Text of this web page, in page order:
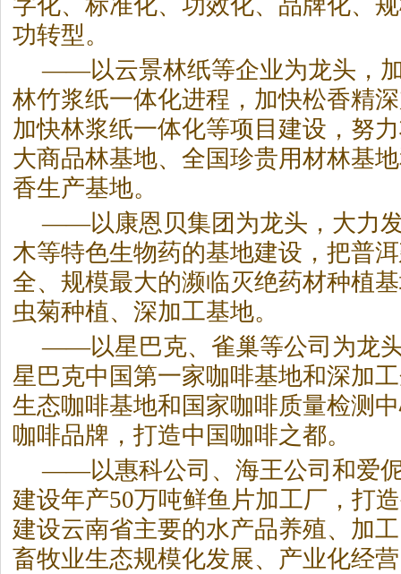
字化、标准化、功效化、品牌化、
功转型。
——以云景林纸等企业为龙头，
林竹浆纸一体化进程，加快松香精
加快林浆纸一体化等项目建设，努
大商品林基地、全国珍贵用材林基
香生产基地。
——以康恩贝集团为龙头，大力
木等特色生物药的基地建设，把普
全、规模最大的濒临灭绝药材种植
虫菊种植、深加工基地。
——以星巴克、雀巢等公司为龙
星巴克中国第一家咖啡基地和深加
生态咖啡基地和国家咖啡质量检测
咖啡品牌，打造中国咖啡之都。
——以惠科公司、海王公司和爱
建设年产50万吨鲜鱼片加工厂，打
建设云南省主要的水产品养殖、加
畜牧业生态规模化发展、产业化经